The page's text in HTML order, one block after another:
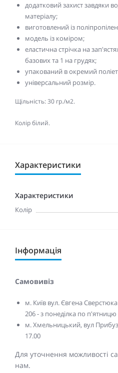
додатковий захист завдяки
матеріалу;
виготовлений із
модель із коміром;
еластична стрічка на
базових та 1 на грудях;
упакований в окремий
універсальний розмір.
Щільність: 30 гр./м2.
Колір білий.
Характеристики
Характеристики
Колір
Інформація
Самовивіз
м. Київ вул. Євгена
206 - з понеділка по п'ятницю
м. Хмельницький, вул
17.00
Для уточнення можливості
нам.